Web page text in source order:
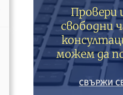
Провери
свободни
можем да
СВЪРЖИ